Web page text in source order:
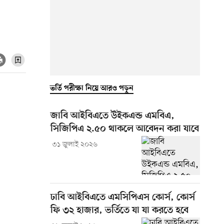
ভর্তি পরীক্ষা নিয়ে আরও পড়ুন
জাবি আইবিএতে উইকএন্ড এমবিএ,
সিজিপিএ ২.৫০ থাকলে আবেদন করা যাবে
৩১ জুলাই ২০২৬
ঢাবি আইবিএতে এমসিপিএস কোর্স, কোর্স
ফি ৩২ হাজার, ভর্তিতে যা যা করতে হবে